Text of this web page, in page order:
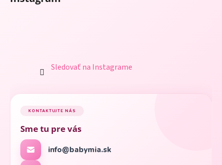
Sledovať na Instagrame
KONTAKTUJTE NÁS
Sme tu pre vás
info@babymia.sk